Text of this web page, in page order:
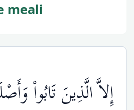
meali
إِلاَّ الَّذِينَ تَابُواْ